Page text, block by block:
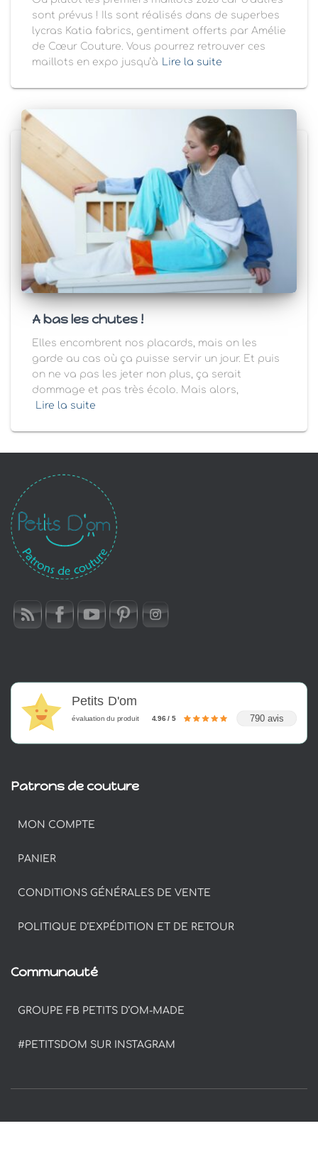
sont prévus ! Ils sont réalisés dans de superbes
lycras Katia fabrics, gentiment offerts par Amélie
de Cœur Couture. Vous pourrez retrouver ces
maillots en expo jusqu’à Lire la suite
A bas les chutes !
Elles encombrent nos placards, mais on les
garde au cas où ça puisse servir un jour. Et puis
on ne va pas les jeter non plus, ça serait
dommage et pas très écolo. Mais alors,
Lire la suite
Petits D'om
évaluation du produit 4.96 / 5 790 avis
Patrons de couture
MON COMPTE
PANIER
CONDITIONS GÉNÉRALES DE VENTE
POLITIQUE D’EXPÉDITION ET DE RETOUR
Communauté
GROUPE FB PETITS D’OM-MADE
#PETITSDOM SUR INSTAGRAM